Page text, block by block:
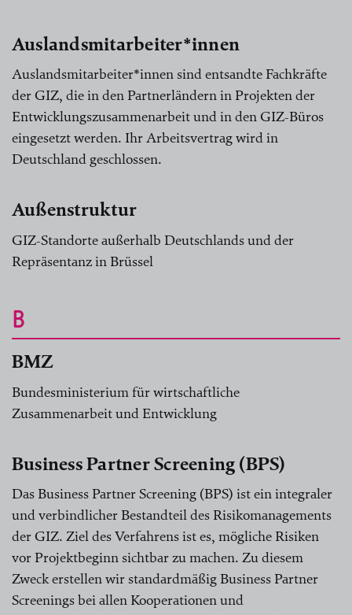
Auslandsmitarbeiter*innen
Auslandsmitarbeiter*innen sind entsandte Fachkräfte
der GIZ, die in den Partnerländern in Projekten der
Entwicklungszusammenarbeit und in den GIZ-Büros
eingesetzt werden. Ihr Arbeitsvertrag wird in
Deutschland geschlossen.
Außenstruktur
GIZ-Standorte außerhalb Deutschlands und der
Repräsentanz in Brüssel
B
BMZ
Bundesministerium für wirtschaftliche
Zusammenarbeit und Entwicklung
Business Partner Screening (BPS)
Das Business Partner Screening (BPS) ist ein integraler
und verbindlicher Bestandteil des Risikomanagements
der GIZ. Ziel des Verfahrens ist es, mögliche Risiken
vor Projektbeginn sichtbar zu machen. Zu diesem
Zweck erstellen wir standardmäßig Business Partner
Screenings bei allen Kooperationen und